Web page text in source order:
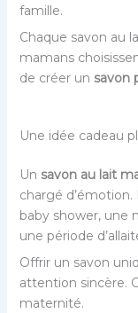
famille.
Chaque savon au
mamans
de créer un savon
Une idée cadeau
Un savon au lait
chargé
baby shower, une
une période
Offrir un savon
attention sincère.
maternité.